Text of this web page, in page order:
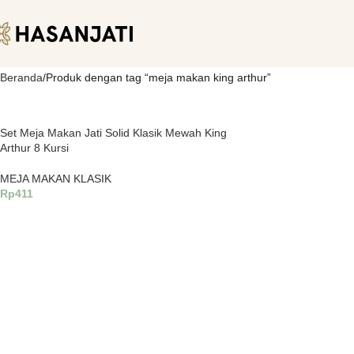
Beranda Produk dengan tag “meja makan king arthur”
Set Meja Makan Jati Solid Klasik Mewah King
Arthur 8 Kursi
MEJA MAKAN KLASIK
Rp411